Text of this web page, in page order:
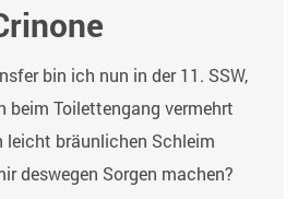
bin ich nun in der 11. SSW,
beim Toilettengang vermehrt
leicht bräunlichen Schleim
deswegen Sorgen machen?